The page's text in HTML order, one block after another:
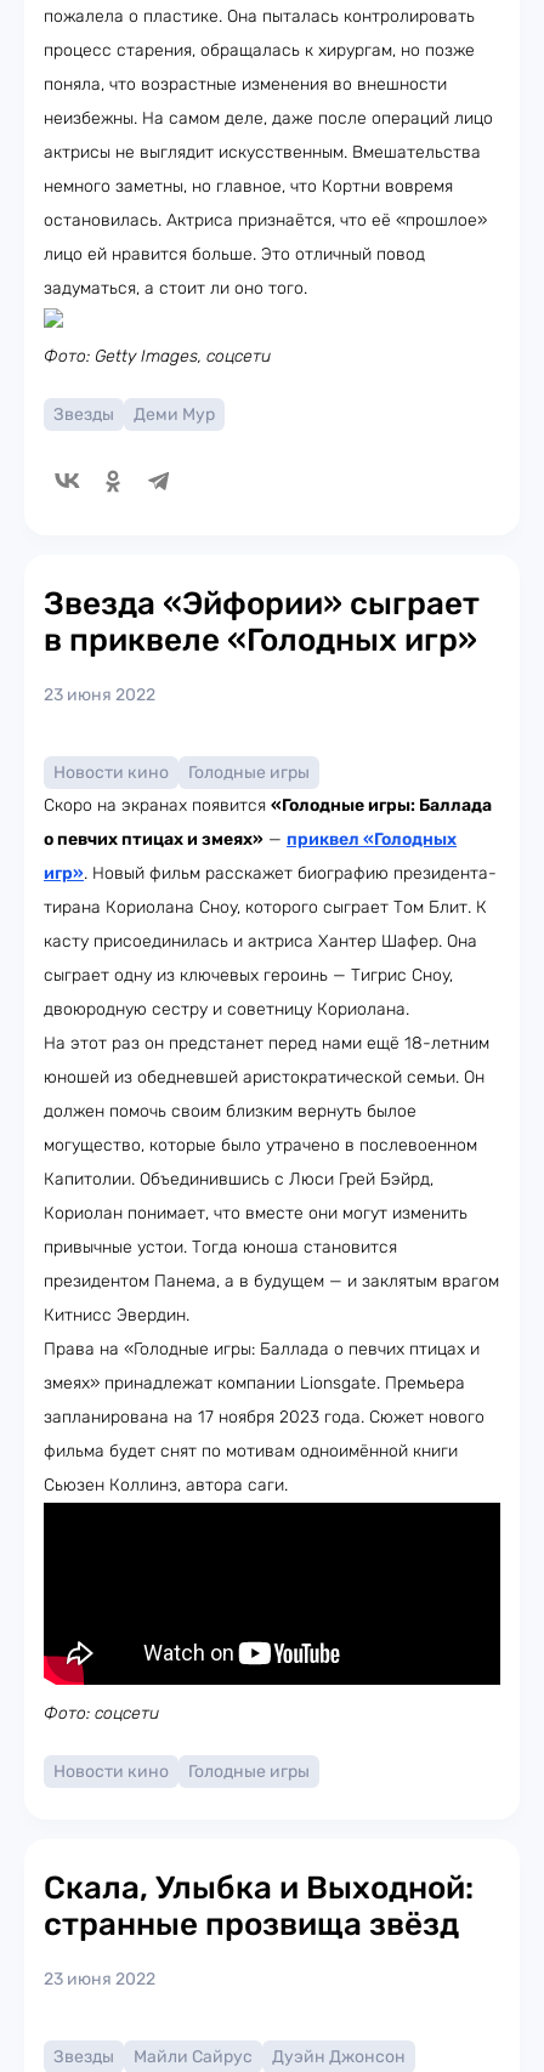
пожалела о пластике. Она пыталась контролировать
процесс старения, обращалась к хирургам, но позже
поняла, что возрастные изменения во внешности
неизбежны. На самом деле, даже после операций лицо
актрисы не выглядит искусственным. Вмешательства
немного заметны, но главное, что Кортни вовремя
остановилась. Актриса признаётся, что её «прошлое»
лицо ей нравится больше. Это отличный повод
задуматься, а стоит ли оно того.
Фото: Getty Images, соцсети
Звезды Деми Мур
Звезда «Эйфории» сыграет
в приквеле «Голодных игр»
23 июня 2022
Новости кино
Голодные игры
Скоро на экранах появится «Голодные игры: Баллада
о певчих птицах и змеях» — приквел «Голодных
игр». Новый фильм расскажет биографию президента-
тирана Кориолана Сноу, которого сыграет Том Блит. К
касту присоединилась и актриса Хантер Шафер. Она
сыграет одну из ключевых героинь — Тигрис Сноу,
двоюродную сестру и советницу Кориолана.
На этот раз он предстанет перед нами ещё 18-летним
юношей из обедневшей аристократической семьи. Он
должен помочь своим близким вернуть былое
могущество, которые было утрачено в послевоенном
Капитолии. Объединившись с Люси Грей Бэйрд,
Кориолан понимает, что вместе они могут изменить
привычные устои. Тогда юноша становится
президентом Панема, а в будущем — и заклятым врагом
Китнисс Эвердин.
Права на «Голодные игры: Баллада о певчих птицах и
змеях» принадлежат компании Lionsgate. Премьера
запланирована на 17 ноября 2023 года. Сюжет нового
фильма будет снят по мотивам одноимённой книги
Сьюзен Коллинз, автора саги.
Фото: соцсети
Новости кино Голодные игры
Скала, Улыбка и Выходной:
странные прозвища звёзд
23 июня 2022
Звезды Майли Сайрус
Дуэйн Джонсон